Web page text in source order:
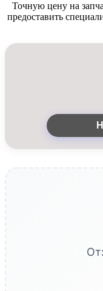
Точную цену на
предоставить